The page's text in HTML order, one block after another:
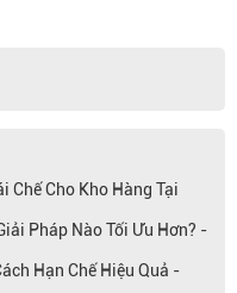
Chế Cho Kho Hàng Tại
Pháp Nào Tối Ưu Hơn? -
Hạn Chế Hiệu Quả -